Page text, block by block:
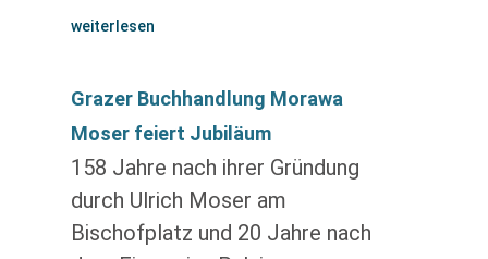
weiterlesen
Grazer Buchhandlung Morawa
Moser feiert Jubiläum
158 Jahre nach ihrer Gründung
durch Ulrich Moser am
Bischofplatz und 20 Jahre nach